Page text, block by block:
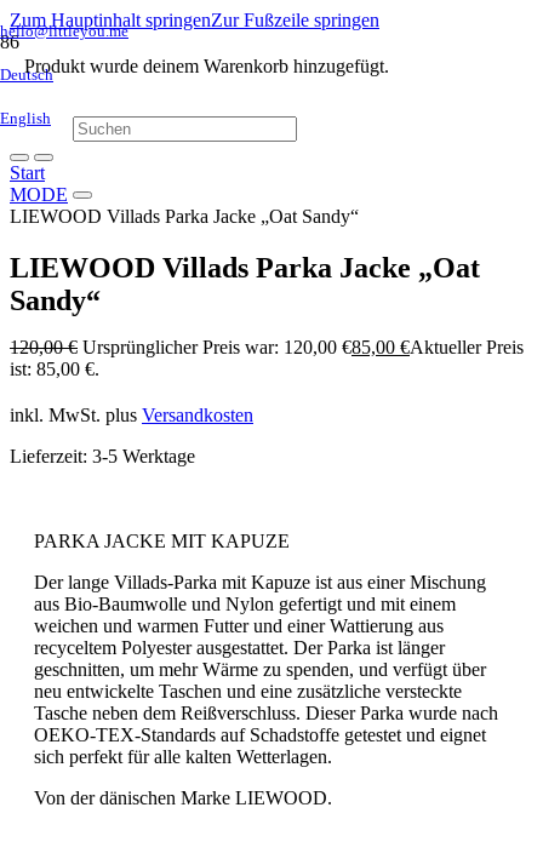
Zum Hauptinhalt springenZur Fußzeile springen
hello@littleyou.me
Deutsch
English
Produkt wurde deinem Warenkorb hinzugefügt.
Start
MODE
LIEWOOD Villads Parka Jacke „Oat Sandy“
LIEWOOD Villads Parka Jacke „Oat
Sandy“
120,00€ Ursprünglicher Preis war: 120,00 €85,00 €Aktueller Preis
ist: 85,00 €.
inkl. MwSt. plus Versandkosten
Lieferzeit: 3-5 Werktage
PARKA JACKE MIT KAPUZE
Der lange Villads-Parka mit Kapuze ist aus einer Mischung
aus Bio-Baumwolle und Nylon gefertigt und mit einem
weichen und warmen Futter und einer Wattierung aus
recyceltem Polyester ausgestattet. Der Parka ist länger
geschnitten, um mehr Wärme zu spenden, und verfügt über
neu entwickelte Taschen und eine zusätzliche versteckte
Tasche neben dem Reißverschluss. Dieser Parka wurde nach
OEKO-TEX-Standards auf Schadstoffe getestet und eignet
sich perfekt für alle kalten Wetterlagen.
Von der dänischen Marke LIEWOOD.